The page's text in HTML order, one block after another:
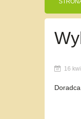
16